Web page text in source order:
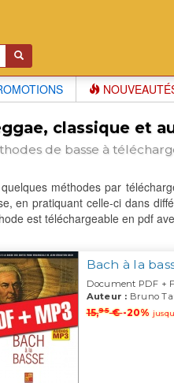
classique et
de basse à
méthodes par
en pratiquant celle-ci dans
est téléchargeable en pdf
Bach à la
Document PDF +
Auteur : Bruno
15,95€-20%